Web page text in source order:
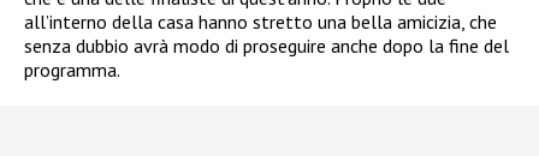
all’interno della casa hanno stretto una bella amicizia, che
senza dubbio avrà modo di proseguire anche dopo la fine del
programma.